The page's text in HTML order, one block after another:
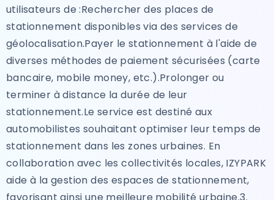
utilisateurs de :Rechercher des places de
stationnement disponibles via des services de
géolocalisation.Payer le stationnement à l'aide de
diverses méthodes de paiement sécurisées (carte
bancaire, mobile money, etc.).Prolonger ou
terminer à distance la durée de leur
stationnement.Le service est destiné aux
automobilistes souhaitant optimiser leur temps de
stationnement dans les zones urbaines. En
collaboration avec les collectivités locales, IZYPARK
aide à la gestion des espaces de stationnement,